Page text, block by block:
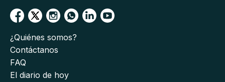
¿Quiénes somos?
Contáctanos
FAQ
El diario de hoy